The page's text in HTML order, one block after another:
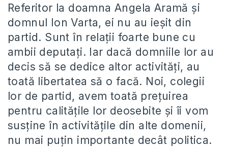
Referitor la doamna Angela Aramă şi
domnul Ion Varta, ei nu au ieşit din
partid. Sunt în relaţii foarte bune cu
ambii deputaţi. Iar dacă domniile lor au
decis să se dedice altor activităţi, au
toată libertatea să o facă. Noi, colegii
lor de partid, avem toată preţuirea
pentru calităţile lor deosebite şi îi vom
susţine în activităţile din alte domenii,
nu mai puţin importante decât politica.